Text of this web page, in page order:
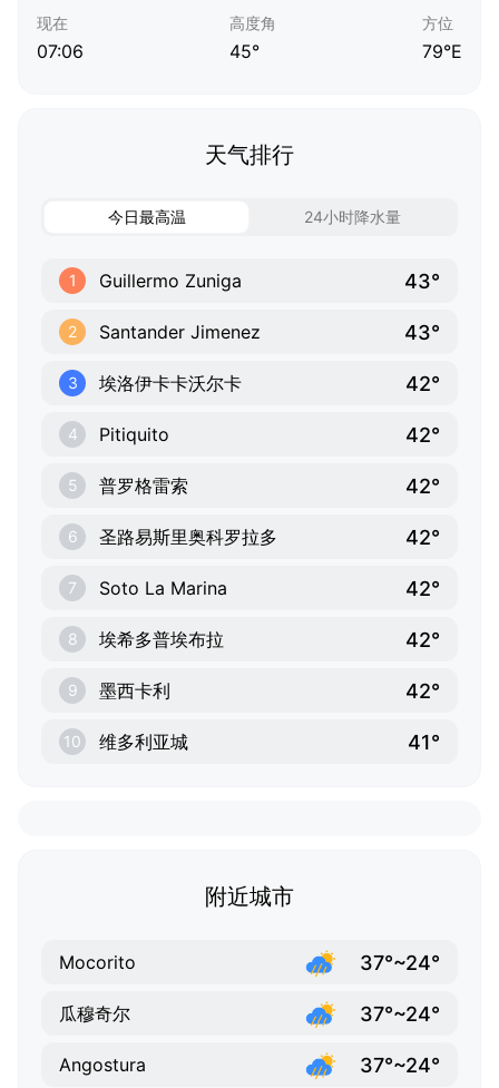
现在
07:06
高度角
45°
方位
79°E
天气排行
今日最高温 24小时降水量
1 Guillermo Zuniga 43°
2 Santander Jimenez 43°
3 埃洛伊卡卡沃尔卡 42°
4 Pitiquito 42°
5 普罗格雷索 42°
6 圣路易斯里奥科罗拉多 42°
7 Soto La Marina 42°
8 埃希多普埃布拉 42°
9 墨西卡利 42°
10 维多利亚城 41°
附近城市
Mocorito 37°~24°
瓜穆奇尔 37°~24°
Angostura 37°~24°